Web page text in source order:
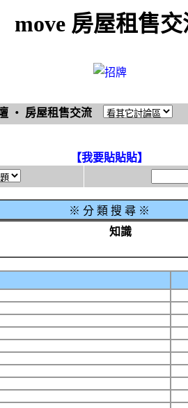
move 房屋租售交
‧ 房屋租售交流
【我要貼貼貼】
※ 分 類 搜 尋 ※
知識